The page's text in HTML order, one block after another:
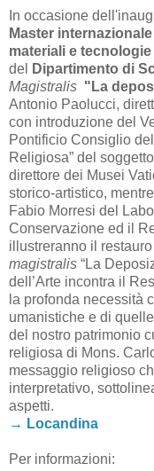
In occasione
Master
materiali e
del
Dipartimento di
Magistralis " La
Antonio Paolucci,
con introduzione del
Pontificio Consiglio
Religiosa” del
direttore dei Musei
storico-artistico,
Fabio Morresi del
Conservazione ed il
illustreranno il
magistralis “La
dell’Arte incontra il
la profonda necessità
umanistiche e di
del nostro patrimonio
religiosa di Mons.
messaggio religioso
interpretativo,
aspetti.
→ Locandina
Per informazioni: